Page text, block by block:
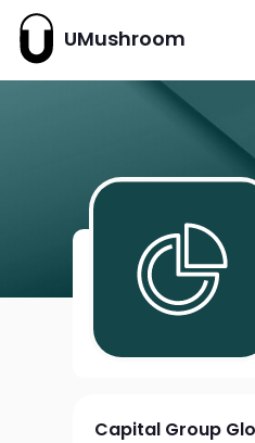
UMushroom
Capital Group